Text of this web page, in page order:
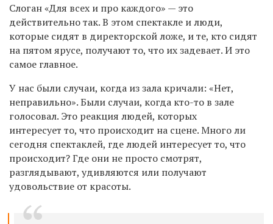
Слоган «Для всех и про каждого» — это
действительно так. В этом спектакле и люди,
которые сидят в директорской ложе, и те, кто сидят
на пятом ярусе, получают то, что их задевает. И это
самое главное.
У нас были случаи, когда из зала кричали: «Нет,
неправильно». Были случаи, когда кто-то в зале
голосовал. Это реакция людей, которых
интересует то, что происходит на сцене. Много ли
сегодня спектаклей, где людей интересует то, что
происходит? Где они не просто смотрят,
разглядывают, удивляются или получают
удовольствие от красоты.